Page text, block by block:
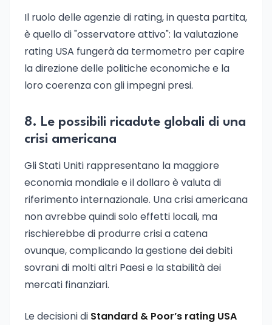
Il ruolo delle agenzie di rating, in questa partita,
è quello di "osservatore attivo": la valutazione
rating USA fungerà da termometro per capire
la direzione delle politiche economiche e la
loro coerenza con gli impegni presi.
8. Le possibili ricadute globali di una
crisi americana
Gli Stati Uniti rappresentano la maggiore
economia mondiale e il dollaro è valuta di
riferimento internazionale. Una crisi americana
non avrebbe quindi solo effetti locali, ma
rischierebbe di produrre crisi a catena
ovunque, complicando la gestione dei debiti
sovrani di molti altri Paesi e la stabilità dei
mercati finanziari.
Le decisioni di Standard & Poor’s rating USA